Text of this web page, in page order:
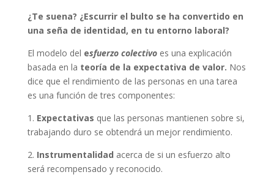
¿Te suena? ¿Escurrir el bulto se ha convertido en
una seña de identidad, en tu entorno laboral?
El modelo del esfuerzo colectivo es una explicación
basada en la teoría de la expectativa de valor. Nos
dice que el rendimiento de las personas en una tarea
es una función de tres componentes:
1. Expectativas que las personas mantienen sobre si,
trabajando duro se obtendrá un mejor rendimiento.
2. Instrumentalidad acerca de si un esfuerzo alto
será recompensado y reconocido.